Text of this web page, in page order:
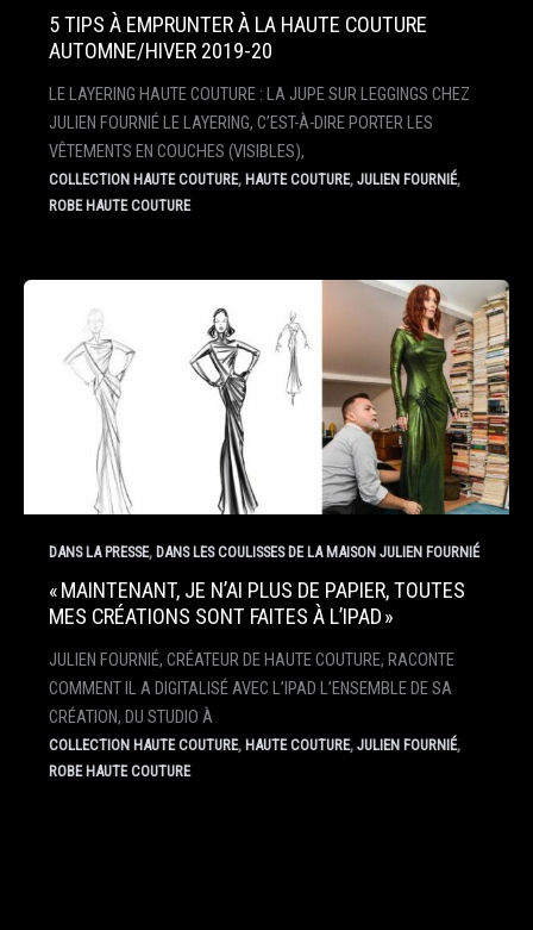
5 TIPS À EMPRUNTER À LA HAUTE COUTURE
AUTOMNE/HIVER 2019-20
LE LAYERING HAUTE COUTURE : LA JUPE SUR LEGGINGS CHEZ
JULIEN FOURNIÉ LE LAYERING, C’EST-À-DIRE PORTER LES
VÊTEMENTS EN COUCHES (VISIBLES),
COLLECTION HAUTE COUTURE, HAUTE COUTURE, JULIEN FOURNIÉ,
ROBE HAUTE COUTURE
DANS LA PRESSE, DANS LES COULISSES DE LA MAISON JULIEN FOURNIÉ
« MAINTENANT, JE N’AI PLUS DE PAPIER, TOUTES
MES CRÉATIONS SONT FAITES À L’IPAD »
JULIEN FOURNIÉ, CRÉATEUR DE HAUTE COUTURE, RACONTE
COMMENT IL A DIGITALISÉ AVEC L’IPAD L’ENSEMBLE DE SA
CRÉATION, DU STUDIO À
COLLECTION HAUTE COUTURE, HAUTE COUTURE, JULIEN FOURNIÉ,
ROBE HAUTE COUTURE